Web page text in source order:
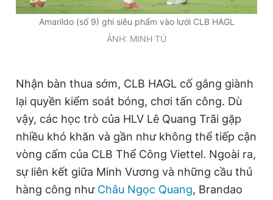
Amarildo (số 9) ghi siêu phẩm vào lưới CLB HAGL
ẢNH: MINH TÚ
Nhận bàn thua sớm, CLB HAGL cố gắng giành
lại quyền kiểm soát bóng, chơi tấn công. Dù
vậy, các học trò của HLV Lê Quang Trãi gặp
nhiều khó khăn và gần như không thể tiếp cận
vòng cấm của CLB Thể Công Viettel. Ngoài ra,
sự liên kết giữa Minh Vương và những cầu thủ
hàng công như Châu Ngọc Quang, Brandao